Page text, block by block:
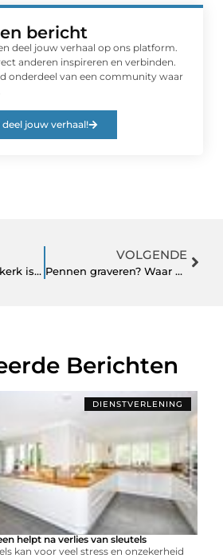
bericht
deel jouw verhaal op ons platform.
anderen inspireren en verbinden.
onderdeel van een community waar
jouw verhaal!
De pedicure in Nijkerk is de ultieme ontspanning
VOLGENDE
Pennen graveren? Waar u op moet letten
Berichten
DIENSTVERLENING
helpt na verlies van sleutels
kan voor veel stress en onzekerheid